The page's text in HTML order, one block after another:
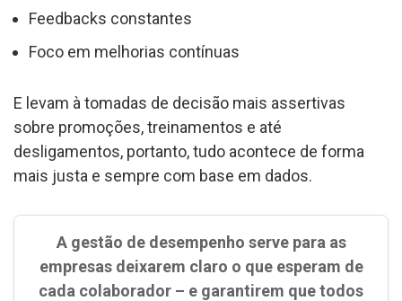
Feedbacks constantes
Foco em melhorias contínuas
E levam à tomadas de decisão mais assertivas
sobre promoções, treinamentos e até
desligamentos, portanto, tudo acontece de forma
mais justa e sempre com base em dados.
A gestão de desempenho serve para as
empresas deixarem claro o que esperam de
cada colaborador – e garantirem que todos